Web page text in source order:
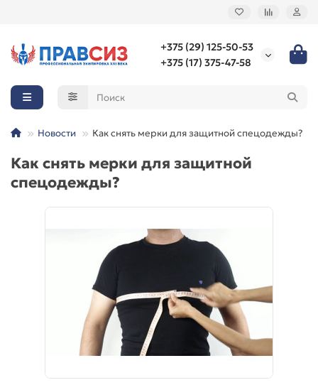
+375 (29) 125-50-53
+375 (17) 375-47-58
Новости Как снять мерки для защитной спецодежды?
Как снять мерки для защитной
спецодежды?